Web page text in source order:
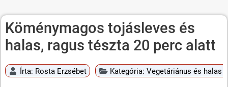
Köménymagos tojásleves és
halas, ragus tészta 20 perc alatt
Írta: Rosta Erzsébet Kategória:Vegetáriánus és halas